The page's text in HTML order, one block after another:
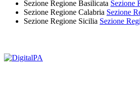
Sezione Regione Basilicata Sezione
Sezione Regione Calabria Sezione
Sezione Regione Sicilia Sezione